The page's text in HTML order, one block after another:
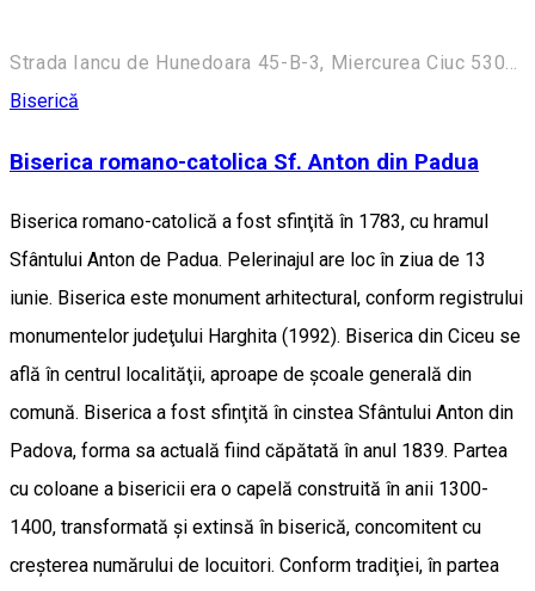
Biserică
Biserica romano-catolica Sf. Anton din Padua
Biserica romano-catolică a fost sfinţită în 1783, cu hramul
Sfântului Anton de Padua. Pelerinajul are loc în ziua de 13
iunie. Biserica este monument arhitectural, conform registrului
monumentelor judeţului Harghita (1992). Biserica din Ciceu se
află în centrul localităţii, aproape de şcoale generală din
comună. Biserica a fost sfinţită în cinstea Sfântului Anton din
Padova, forma sa actuală fiind căpătată în anul 1839. Partea
cu coloane a bisericii era o capelă construită în anii 1300-
1400, transformată şi extinsă în biserică, concomitent cu
creşterea numărului de locuitori. Conform tradiţiei, în partea